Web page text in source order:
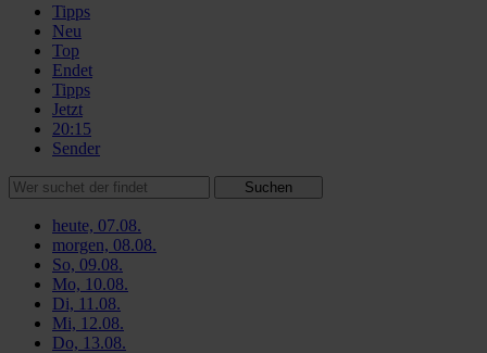
Tipps
Neu
Top
Endet
Tipps
Jetzt
20:15
Sender
Suchen
heute, 07.08.
morgen, 08.08.
So, 09.08.
Mo, 10.08.
Di, 11.08.
Mi, 12.08.
Do, 13.08.